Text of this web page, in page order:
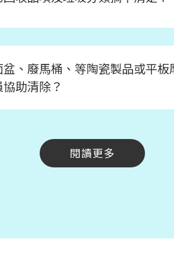
、廢馬桶、等陶瓷製品或平
助清除？
閱讀更多